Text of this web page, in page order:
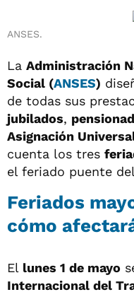
ANSES.
La Administración
Social (ANSES)
de todas sus
jubilados,
Asignación
cuenta los tres
el feriado puente
Feriados
cómo
El lunes 1 de mayo
Internacional del